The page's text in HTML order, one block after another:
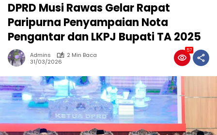
DPRD Musi Rawas Gelar Rapat
Paripurna Penyampaian Nota
Pengantar dan LKPJ Bupati TA 2025
Admins
2 Min Baca
31/03/2026
57